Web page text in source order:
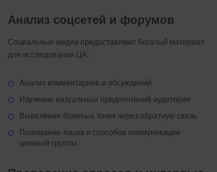
Анализ соцсетей и форумов
Социальные медиа предоставляют богатый материал
для исследования ЦА:
Анализ комментариев и обсуждений
Изучение визуальных предпочтений аудитории
Выявление болевых точек через обратную связь
Понимание языка и способов коммуникации
целевой группы